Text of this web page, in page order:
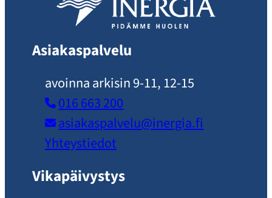
Asiakaspalvelu
avoinna arkisin 9-11, 12-15
016 663 200
asiakaspalvelu​@inergia.fi
Yhteystiedot
Vikapäivystys